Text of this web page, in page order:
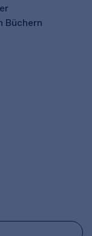
Büchern